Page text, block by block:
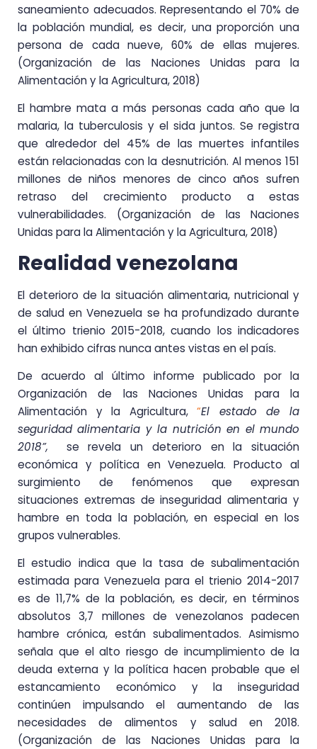
saneamiento adecuados. Representando el 70% de
la población mundial, es decir, una proporción una
persona de cada nueve, 60% de ellas mujeres.
(Organización de las Naciones Unidas para la
Alimentación y la Agricultura, 2018)
El hambre mata a más personas cada año que la
malaria, la tuberculosis y el sida juntos. Se registra
que alrededor del 45% de las muertes infantiles
están relacionadas con la desnutrición. Al menos 151
millones de niños menores de cinco años sufren
retraso del crecimiento producto a estas
vulnerabilidades. (Organización de las Naciones
Unidas para la Alimentación y la Agricultura, 2018)
Realidad venezolana
El deterioro de la situación alimentaria, nutricional y
de salud en Venezuela se ha profundizado durante
el último trienio 2015-2018, cuando los indicadores
han exhibido cifras nunca antes vistas en el país.
De acuerdo al último informe publicado por la
Organización de las Naciones Unidas para la
Alimentación y la Agricultura,“El estado de la
seguridad alimentaria y la nutrición en el mundo
2018”, se revela un deterioro en la situación
económica y política en Venezuela. Producto al
surgimiento de fenómenos que expresan
situaciones extremas de inseguridad alimentaria y
hambre en toda la población, en especial en los
grupos vulnerables.
El estudio indica que la tasa de subalimentación
estimada para Venezuela para el trienio 2014-2017
es de 11,7% de la población, es decir, en términos
absolutos 3,7 millones de venezolanos padecen
hambre crónica, están subalimentados. Asimismo
señala que el alto riesgo de incumplimiento de la
deuda externa y la política hacen probable que el
estancamiento económico y la inseguridad
continúen impulsando el aumentando de las
necesidades de alimentos y salud en 2018.
(Organización de las Naciones Unidas para la